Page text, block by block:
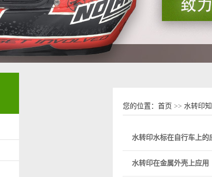
您的位置： 首页 >> 水转印
水转印水标在自行车上的
水转印在金属外壳上应用